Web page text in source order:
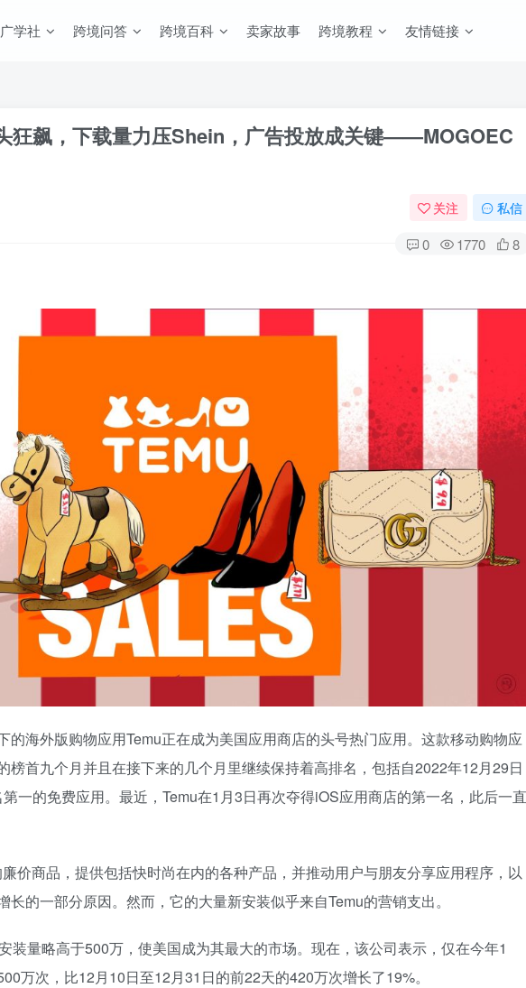
学社 跨境问答 跨境百科 卖家故事 跨境教程 友情链接
狂飙，下载量力压Shein，广告投放成关键——MOGOEC
关注 私信
0 1770 8
的海外版购物应用Temu正在成为美国应用商店的头号热门应用。这款移动购物应
榜首九个月并且在接下来的几个月里继续保持着高排名，包括自2022年12月29日
一的免费应用。最近，Temu在1月3日再次夺得iOS应用商店的第一名，此后一直
价商品，提供包括快时尚在内的各种产品，并推动用户与朋友分享应用程序，以
的一部分原因。然而，它的大量新安装似乎来自Temu的营销支出。
装量略高于500万，使美国成为其最大的市场。现在，该公司表示，仅在今年1
万次，比12月10日至12月31日的前22天的420万次增长了19%。